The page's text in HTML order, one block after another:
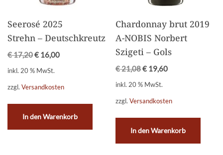
Seerosé 2025
Strehn – Deutschkreutz
€17,20€ 16,00
inkl. 20 % MwSt.
zzgl. Versandkosten
In den Warenkorb
Chardonnay brut 2019
A-NOBIS Norbert
Szigeti – Gols
€21,08€ 19,60
inkl. 20 % MwSt.
zzgl.Versandkosten
In den Warenkorb